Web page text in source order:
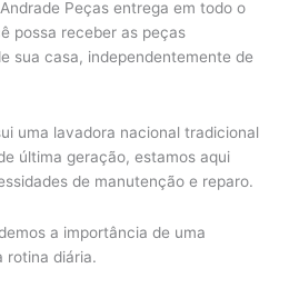
Peças entrega em todo o
possa receber as peças
sua casa, independentemente de
uma lavadora nacional tradicional
última geração, estamos aqui
de manutenção e reparo.
a importância de uma
rotina diária.